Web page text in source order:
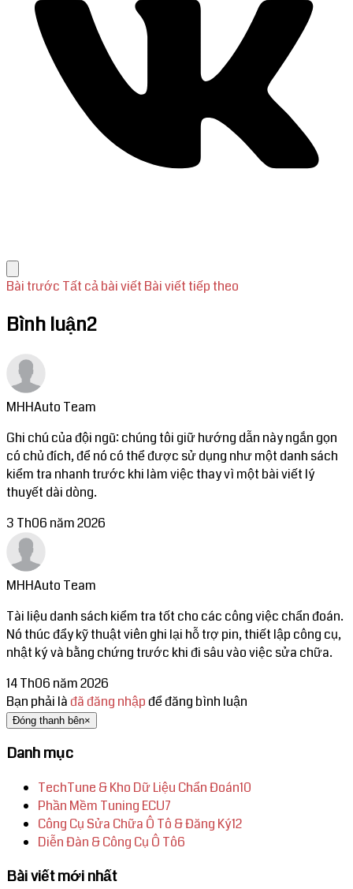
Bài trước Tất cả bài viết Bài viết tiếp theo
Bình luận2
MHHAuto Team
Ghi chú của đội ngũ: chúng tôi giữ hướng dẫn này ngắn gọn
có chủ đích, để nó có thể được sử dụng như một danh sách
kiểm tra nhanh trước khi làm việc thay vì một bài viết lý
thuyết dài dòng.
3 Th06 năm 2026
MHHAuto Team
Tài liệu danh sách kiểm tra tốt cho các công việc chẩn đoán.
Nó thúc đẩy kỹ thuật viên ghi lại hỗ trợ pin, thiết lập công cụ,
nhật ký và bằng chứng trước khi đi sâu vào việc sửa chữa.
14 Th06 năm 2026
Bạn phải là đã đăng nhậpđể đăng bình luận
Đóng thanh bên×
Danh mục
TechTune & Kho Dữ Liệu Chẩn Đoán10
Phần Mềm Tuning ECU7
Công Cụ Sửa Chữa Ô Tô & Đăng Ký12
Diễn Đàn & Công Cụ Ô Tô6
Bài viết mới nhất